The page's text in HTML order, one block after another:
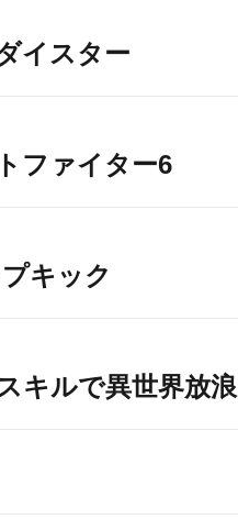
イスター
ファイター6
キック
キルで異世界放